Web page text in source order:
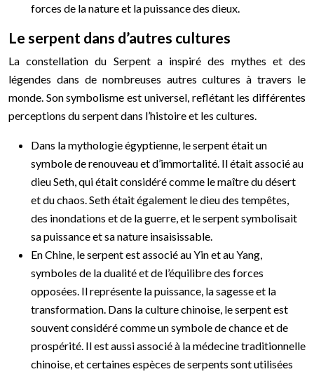
forces de la nature et la puissance des dieux.
Le serpent dans d’autres cultures
La constellation du Serpent a inspiré des mythes et des
légendes dans de nombreuses autres cultures à travers le
monde. Son symbolisme est universel, reflétant les différentes
perceptions du serpent dans l’histoire et les cultures.
Dans la mythologie égyptienne, le serpent était un
symbole de renouveau et d’immortalité. Il était associé au
dieu Seth, qui était considéré comme le maître du désert
et du chaos. Seth était également le dieu des tempêtes,
des inondations et de la guerre, et le serpent symbolisait
sa puissance et sa nature insaisissable.
En Chine, le serpent est associé au Yin et au Yang,
symboles de la dualité et de l’équilibre des forces
opposées. Il représente la puissance, la sagesse et la
transformation. Dans la culture chinoise, le serpent est
souvent considéré comme un symbole de chance et de
prospérité. Il est aussi associé à la médecine traditionnelle
chinoise, et certaines espèces de serpents sont utilisées